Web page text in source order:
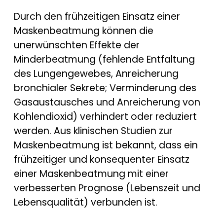
Durch den frühzeitigen Einsatz einer
Maskenbeatmung können die
unerwünschten Effekte der
Minderbeatmung (fehlende Entfaltung
des Lungengewebes, Anreicherung
bronchialer Sekrete; Verminderung des
Gasaustausches und Anreicherung von
Kohlendioxid) verhindert oder reduziert
werden. Aus klinischen Studien zur
Maskenbeatmung ist bekannt, dass ein
frühzeitiger und konsequenter Einsatz
einer Maskenbeatmung mit einer
verbesserten Prognose (Lebenszeit und
Lebensqualität) verbunden ist.